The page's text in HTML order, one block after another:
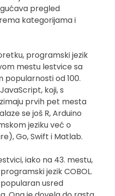
pregled
kategorijama i
programski jezik
mestu lestvice sa
popularnosti od 100.
koji, s
prvih pet mesta
se još R, Arduino
jeziku već o
Go, Swift i Matlab.
iako na 43. mestu,
jezik COBOL.
usred